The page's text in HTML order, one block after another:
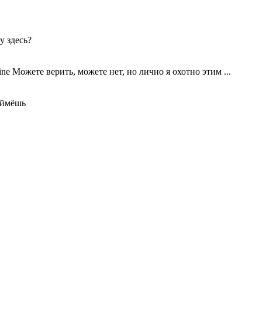
здесь?
верить, можете нет, но лично я охотно этим ...